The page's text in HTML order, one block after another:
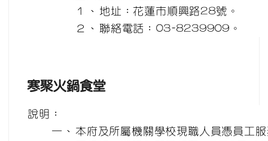
１、 地址：花蓮市順興路28號。
２、
聯絡電話：03-8239909。
寒聚火鍋食堂
說明：
一、 本府及所屬機關學校現職人員憑員工